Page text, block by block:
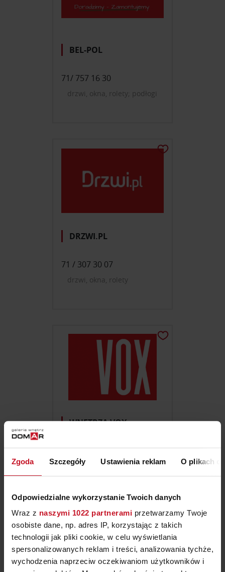
Zgoda Szczegóły Ustawienia reklam O plikach
Odpowiedzialne wykorzystanie Twoich danych
Wraz z naszymi 1022 partnerami przetwarzamy Twoje
osobiste dane, np. adres IP, korzystając z takich
technologii jak pliki cookie, w celu wyświetlania
spersonalizowanych reklam i treści, analizowania tychże,
wychodzenia naprzeciw oczekiwaniom użytkowników i
BEL-POL
71/ 757 16 30
drzwi, okna, rolety; podłogi
DRZWI.PL
71 / 307 30 07
drzwi, okna, rolety
WNĘTRZA VOX
71/ 349 99 77
meble; salon; jadalnia;
sypialnia; domowe biuro,
młodzieżowy; szafy i
garderoby; oświetlenie;
dekoracje i dodatki do
domu; tekstylia, dywany;
drzwi, okna, rolety; farby,
tapety, okładziny ścienne;
podłogi
Drzwi, okna i rolety we
Wrocławiu – Galeria